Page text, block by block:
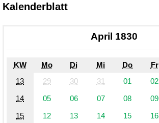
Kalenderblatt
April 1830
KW Mo Di Mi Do Fr
13
29 30 31 01 02
14
05 06 07 08 09
15
12 13 14 15 16